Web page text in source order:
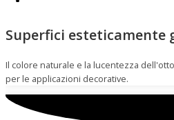
Superfici esteticamente
Il colore naturale e la lucentezza
per le applicazioni decorative.